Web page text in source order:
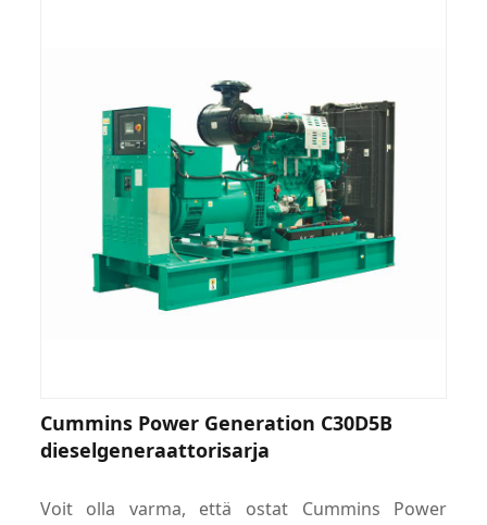
Cummins Power Generation C30D5B
dieselgeneraattorisarja
Voit olla varma, että ostat Cummins Power